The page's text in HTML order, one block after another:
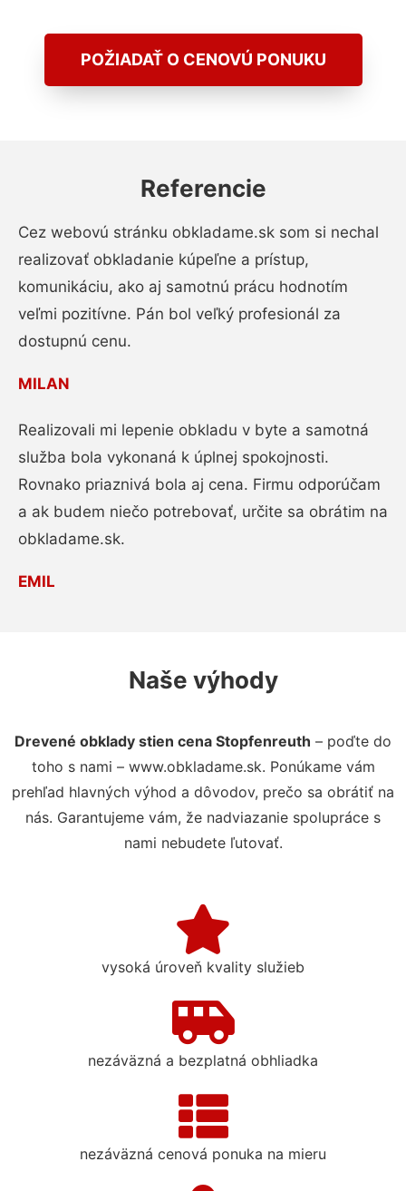
POŽIADAŤ O CENOVÚ PONUKU
Referencie
Cez webovú stránku obkladame.sk som si nechal
realizovať obkladanie kúpeľne a prístup,
komunikáciu, ako aj samotnú prácu hodnotím
veľmi pozitívne. Pán bol veľký profesionál za
dostupnú cenu.
MILAN
Realizovali mi lepenie obkladu v byte a samotná
služba bola vykonaná k úplnej spokojnosti.
Rovnako priaznivá bola aj cena. Firmu odporúčam
a ak budem niečo potrebovať, určite sa obrátim na
obkladame.sk.
EMIL
Naše výhody
Drevené obklady stien cena Stopfenreuth – poďte do
toho s nami – www.obkladame.sk. Ponúkame vám
prehľad hlavných výhod a dôvodov, prečo sa obrátiť na
nás. Garantujeme vám, že nadviazanie spolupráce s
nami nebudete ľutovať.
vysoká úroveň kvality služieb
nezáväzná a bezplatná obhliadka
nezáväzná cenová ponuka na mieru